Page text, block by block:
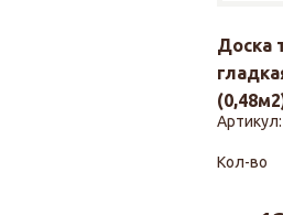
Доска
Артикул:
Кол-во